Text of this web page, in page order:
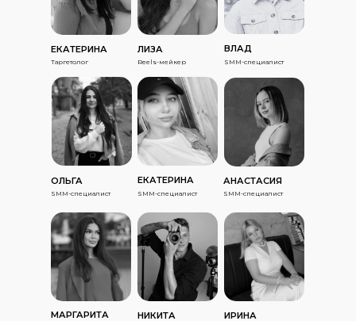
ЕКАТЕРИНА
Таргетолог
ЛИЗА
Reels-мейкер
ВЛАД
SMM-специалист
ОЛЬГА
SMM-специалист
ЕКАТЕРИНА
SMM-специалист
АНАСТАСИЯ
SMM-специалист
НИКИТА ИРИНА
МАРГАРИТА